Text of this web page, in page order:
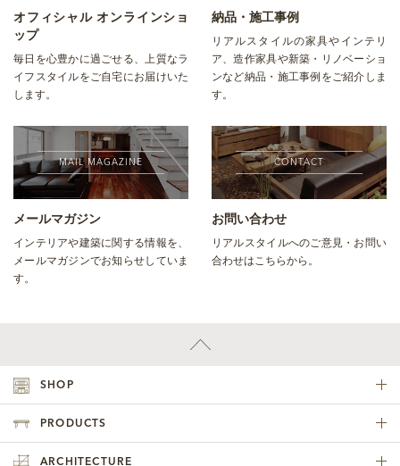
オフィシャル オンラインショ
ップ
毎日を心豊かに過ごせる、上質なラ
イフスタイルをご自宅にお届けいた
します。
納品・施工事例
リアルスタイルの家具やインテリ
ア、造作家具や新築・リノベーショ
ンなど納品・施工事例をご紹介しま
す。
MAIL MAGAZINE
メールマガジン
インテリアや建築に関する情報を、
メールマガジンでお知らせしていま
す。
CONTACT
お問い合わせ
リアルスタイルへのご意見・お問い
合わせはこちらから。
SHOP
PRODUCTS
ARCHITECTURE